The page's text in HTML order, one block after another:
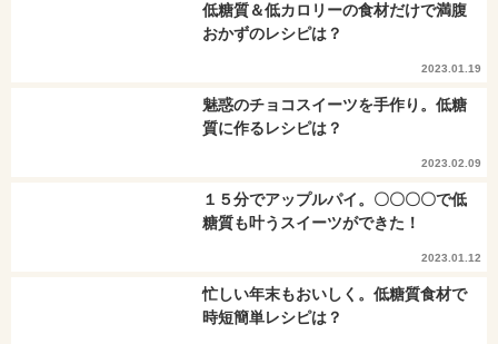
低糖質＆低カロリーの食材だけで満腹
おかずのレシピは？
2023.01.19
魅惑のチョコスイーツを手作り。低糖
質に作るレシピは？
2023.02.09
１５分でアップルパイ。〇〇〇〇で低
糖質も叶うスイーツができた！
2023.01.12
忙しい年末もおいしく。低糖質食材で
時短簡単レシピは？